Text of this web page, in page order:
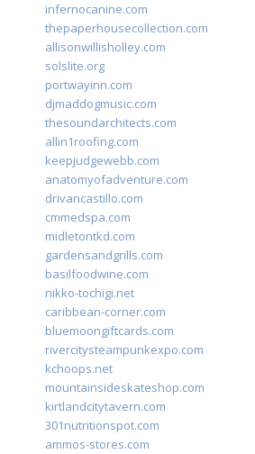
infernocanine.com
thepaperhousecollection.com
allisonwillisholley.com
solslite.org
portwayinn.com
djmaddogmusic.com
thesoundarchitects.com
allin1roofing.com
keepjudgewebb.com
anatomyofadventure.com
drivancastillo.com
cmmedspa.com
midletontkd.com
gardensandgrills.com
basilfoodwine.com
nikko-tochigi.net
caribbean-corner.com
bluemoongiftcards.com
rivercitysteampunkexpo.com
kchoops.net
mountainsideskateshop.com
kirtlandcitytavern.com
301nutritionspot.com
ammos-stores.com